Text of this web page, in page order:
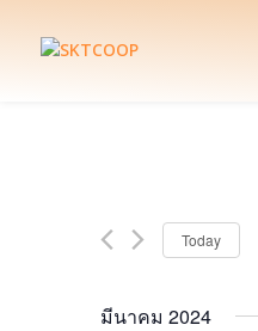
Today
มีนาคม 2024